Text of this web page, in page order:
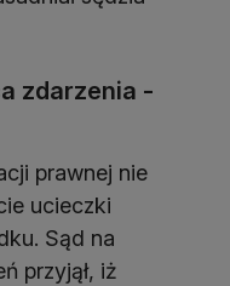
zdarzenia -
prawnej nie
ucieczki
Sąd na
przyjął, iż